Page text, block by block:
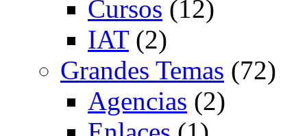
Cursos (12)
IAT(2)
Grandes Temas (72)
Agencias (2)